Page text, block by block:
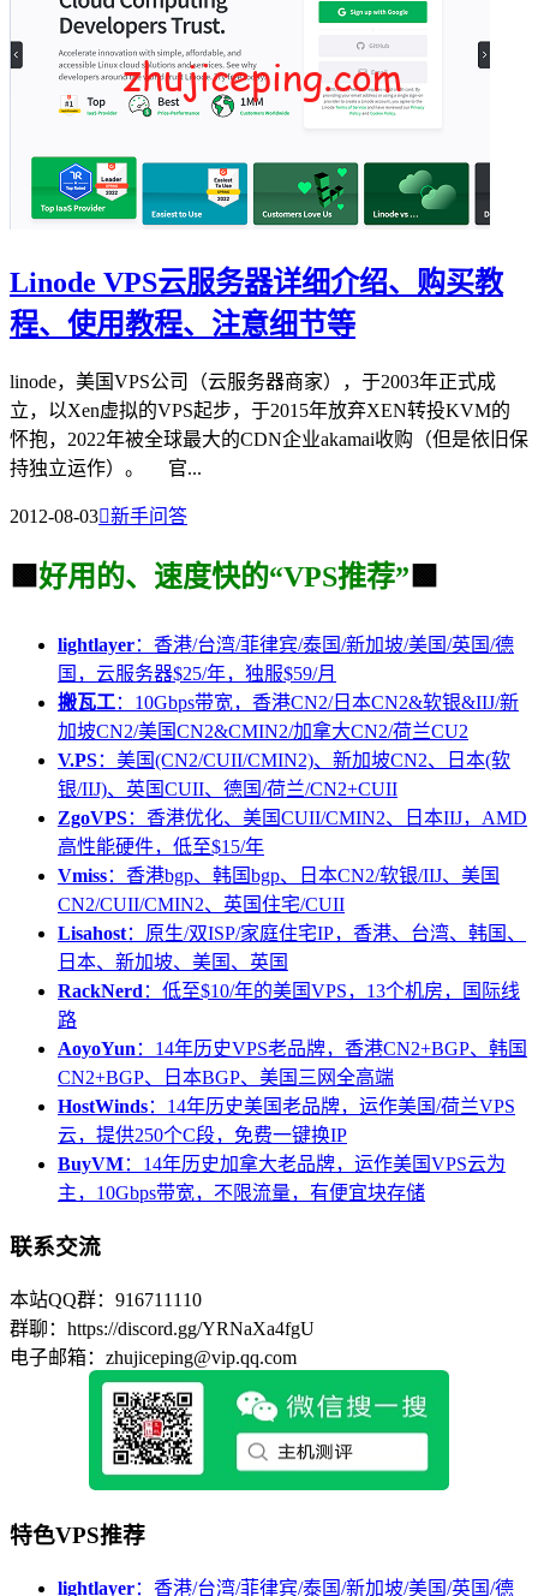
Linode VPS云服务器详细介绍、购买教
程、使用教程、注意细节等
linode，美国VPS公司（云服务器商家），于2003年正式成
立，以Xen虚拟的VPS起步，于2015年放弃XEN转投KVM的
怀抱，2022年被全球最大的CDN企业akamai收购（但是依旧保
持独立运作）。 官...
2012-08-03新手问答
🟩 好用的、速度快的“VPS推荐” 🟩
lightlayer：香港/台湾/菲律宾/泰国/新加坡/美国/英国/德
国，云服务器$25/年，独服$59/月
搬瓦工：10Gbps带宽，香港CN2/日本CN2&软银&IIJ/新
加坡CN2/美国CN2&CMIN2/加拿大CN2/荷兰CU2
V.PS：美国(CN2/CUII/CMIN2)、新加坡CN2、日本(软
银/IIJ)、英国CUII、德国/荷兰/CN2+CUII
ZgoVPS：香港优化、美国CUII/CMIN2、日本IIJ，AMD
高性能硬件，低至$15/年
Vmiss：香港bgp、韩国bgp、日本CN2/软银/IIJ、美国
CN2/CUII/CMIN2、英国住宅/CUII
Lisahost：原生/双ISP/家庭住宅IP，香港、台湾、韩国、
日本、新加坡、美国、英国
RackNerd ：低至$10/年的美国VPS，13个机房，国际线
路
AoyoYun ：14年历史VPS老品牌，香港CN2+BGP、韩国
CN2+BGP、日本BGP、美国三网全高端
HostWinds：14年历史美国老品牌，运作美国/荷兰VPS
云，提供250个C段，免费一键换IP
BuyVM：14年历史加拿大老品牌，运作美国VPS云为
主，10Gbps带宽，不限流量，有便宜块存储
联系交流
本站QQ群：916711110
群聊：https://discord.gg/YRNaXa4fgU
电子邮箱：zhujiceping@vip.qq.com
特色VPS推荐
lightlayer：香港/台湾/菲律宾/泰国/新加坡/美国/英国/德